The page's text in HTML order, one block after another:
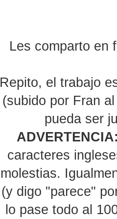
Les comparto en
Repito, el trabajo
(subido por Fran
pueda ser
caracteres
molestias.
(y digo "parece"
lo pase todo al